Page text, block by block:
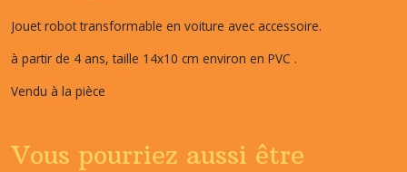
Jouet robot transformable en voiture avec accessoire.
à partir de 4 ans, taille 14x10 cm environ en PVC .
Vendu à la pièce
Vous pourriez aussi être